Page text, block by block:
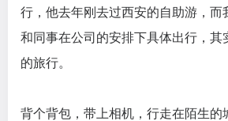
行，他去年刚去过西安的自助游，而
和同事在公司的安排下具体出行，其
的旅行。
背个背包，带上相机，行走在陌生的